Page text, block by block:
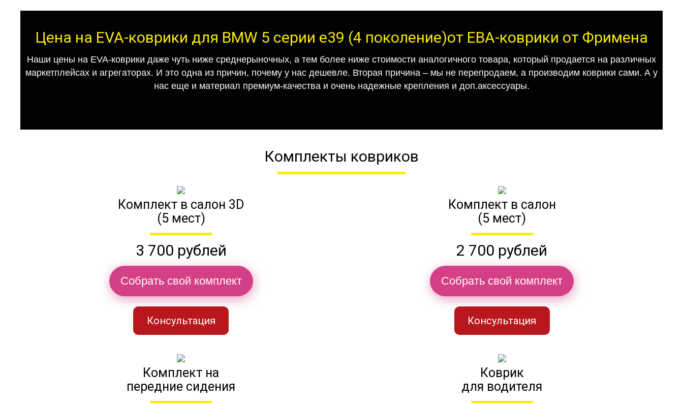
Цена на EVA-коврики для BMW 5 серии e39 (4 поколение)от ЕВА-коврики от Фримена
Наши цены на EVA-коврики даже чуть ниже среднерыночных, а тем более ниже стоимости аналогичного товара, который продается на различных
маркетплейсах и агрегаторах. И это одна из причин, почему у нас дешевле. Вторая причина – мы не перепродаем, а производим коврики сами. А у
нас еще и материал премиум-качества и очень надежные крепления и доп.аксессуары.
Комплекты ковриков
Комплект в салон 3D
(5 мест)
3 700 рублей
Собрать свой комплект
Консультация
Комплект в салон
(5 мест)
2 700 рублей
Собрать свой комплект
Консультация
Комплект на
передние сидения
Коврик
для водителя